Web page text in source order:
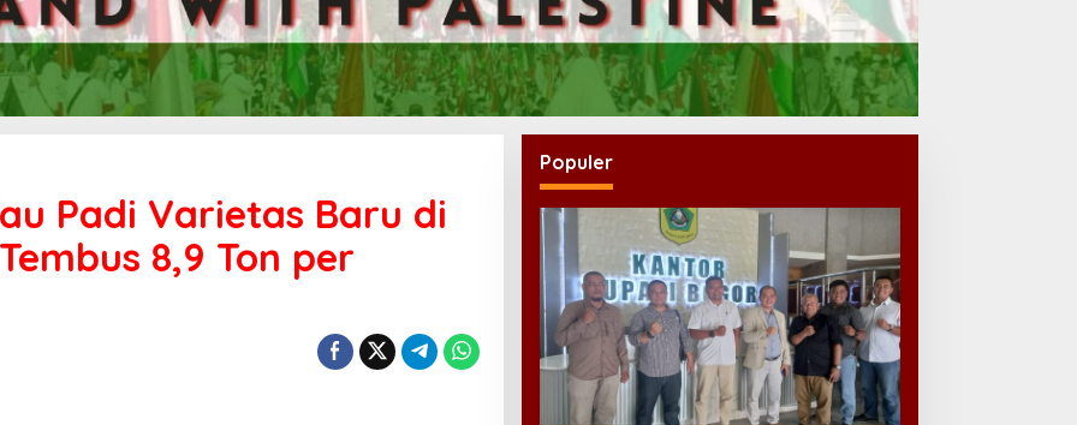
Padi Varietas Baru di
8,9 Ton per
Populer